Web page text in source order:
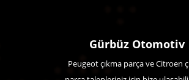
Gürbüz Otomotiv
Peugeot çıkma parça ve Citroen